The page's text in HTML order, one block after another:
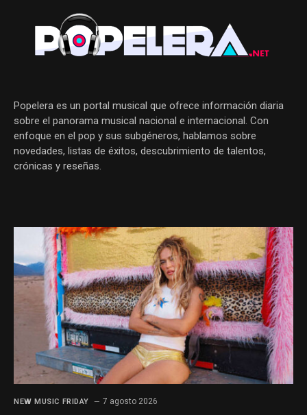
Popelera es un portal musical que ofrece información diaria
sobre el panorama musical nacional e internacional. Con
enfoque en el pop y sus subgéneros, hablamos sobre
novedades, listas de éxitos, descubrimiento de talentos,
crónicas y reseñas.
NEW MUSIC FRIDAY 7 agosto 2026